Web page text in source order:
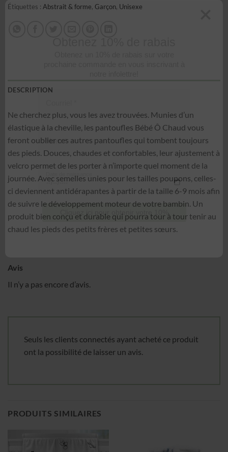
Étiquettes : Abstrait & forme, Garçon, Unisexe
DESCRIPTION
Ne cherchez plus, vous les avez trouvées. Munies d’un
élastique à la cheville, les pantoufles Bébé Ô Chaud vous
feront oublier ces autres pantoufles qui tombent toujours
des pieds. Douces, chaudes et confortables, leur ajustement à
velcro permet de les porter à n’importe quel moment de la
journée. Avec semelles unies pour les tailles poupons, celles-
ci deviennent antidérapantes à partir de la taille 6-9 mois afin
de suivre le développement moteur de votre bambin. Un
produit bien conçu et durable qui pourra tour à tour tenir au
chaud les pieds des petits frères et petites sœurs.
Avis
Il n’y a pas encore d’avis.
Seuls les clients connectés ayant acheté ce produit
ont la possibilité de laisser un avis.
PRODUITS SIMILAIRES
Courriel *
Nom *
Date de naissance
Cliquez ici pour obtenir votre 10%